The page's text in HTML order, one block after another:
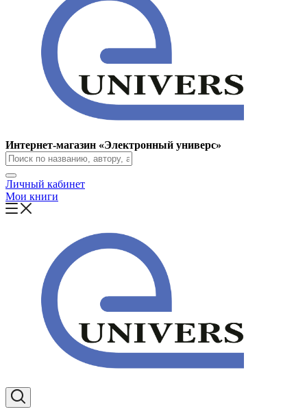
Интернет-магазин «Электронный универс»
Личный кабинет
Мои книги